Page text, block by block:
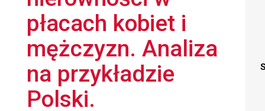
płacach kobiet i
mężczyzn. Analiza
na przykładzie
Polski.